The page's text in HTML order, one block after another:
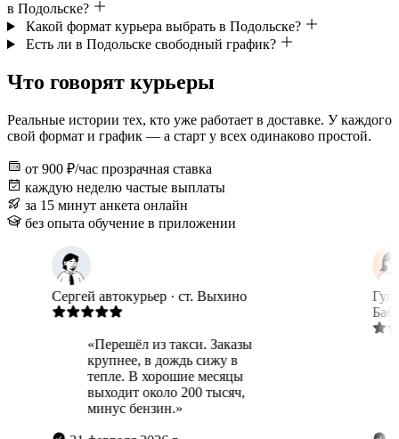
в Подольске?
Какой формат курьера выбрать в Подольске?
Есть ли в Подольске свободный график?
Что говорят курьеры
Реальные истории тех, кто уже работает в доставке. У каждого
свой формат и график — а старт у всех одинаково простой.
от 900 ₽/час прозрачная ставка
каждую неделю частые выплаты
за 15 минут анкета онлайн
без опыта обучение в приложении
автокурьер · ст. Выхино
«Перешёл из такси. Заказы
крупнее, в дождь сижу в
тепле. В хорошие месяцы
выходит около 200 тысяч,
минус бензин.»
Гульнара